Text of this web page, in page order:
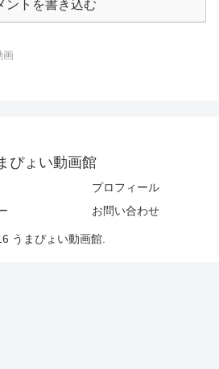
ントを書き込む
画
ぴょい動画館
プロフィール
お問い合わせ
うまぴょい動画館.